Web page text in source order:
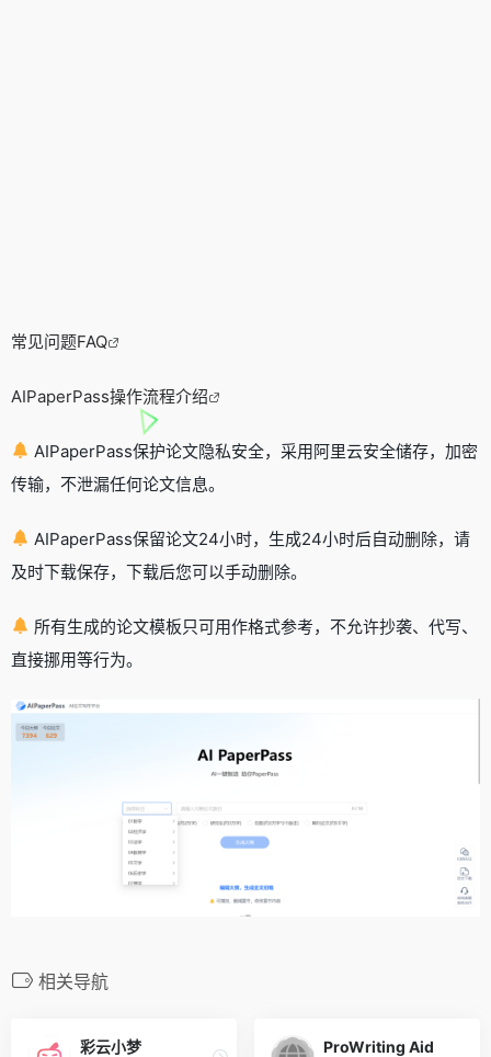
常见问题FAQ
AIPaperPass操作流程介绍
AIPaperPass保护论文隐私安全，采用阿里云安全储存，加密
传输，不泄漏任何论文信息。
AIPaperPass保留论文24小时，生成24小时后自动删除，请
及时下载保存，下载后您可以手动删除。
所有生成的论文模板只可用作格式参考，不允许抄袭、代写、
直接挪用等行为。
相关导航
彩云小梦 ProWriting Aid